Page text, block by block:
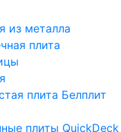
из металла
плита
плита Белплит
плиты QuickDeck